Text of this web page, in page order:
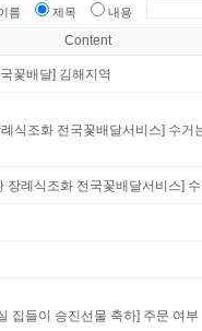
름 제목 내용
Content
꽃배달] 김해지역
식조화 전국꽃배달서비스] 수거
장례식조화 전국꽃배달서비스]
집들이 승진선물 축하] 주문 여부